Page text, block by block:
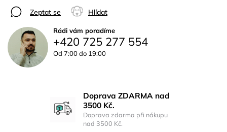
Zeptat se Hlídat
Rádi vám poradíme
+420 725 277 554
Od 7:00 do 19:00
Doprava ZDARMA nad
3500 Kč.
Doprava zdarma při nákupu
nad 3500 Kč.